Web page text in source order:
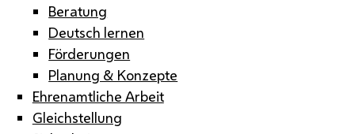
Beratung
Deutsch lernen
Förderungen
Planung & Konzepte
Ehrenamtliche Arbeit
Gleichstellung